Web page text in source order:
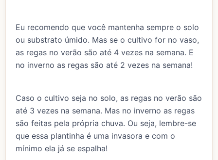
Eu recomendo que você mantenha sempre o solo
ou substrato úmido. Mas se o cultivo for no vaso,
as regas no verão são até 4 vezes na semana. E
no inverno as regas são até 2 vezes na semana!
Caso o cultivo seja no solo, as regas no verão são
até 3 vezes na semana. Mas no inverno as regas
são feitas pela própria chuva. Ou seja, lembre-se
que essa plantinha é uma invasora e com o
mínimo ela já se espalha!